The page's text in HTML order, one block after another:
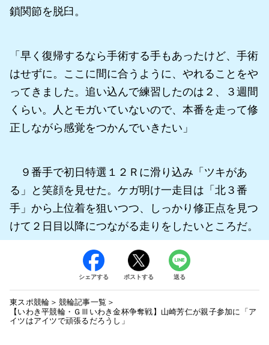
鎖関節を脱臼。
「早く復帰するなら手術する手もあったけど、手術
はせずに。ここに間に合うように、やれることをや
ってきました。追い込んで練習したのは２、３週間
くらい。人とモガいていないので、本番を走って修
正しながら感覚をつかんでいきたい」
９番手で初日特選１２Ｒに滑り込み「ツキがあ
る」と笑顔を見せた。ケガ明け一走目は「北３番
手」から上位着を狙いつつ、しっかり修正点を見つ
けて２日目以降につながる走りをしたいところだ。
シェアする ポストする 送る
東スポ競輪
競輪記事一覧
【いわき平競輪・ＧⅢいわき金杯争奪戦】山崎芳仁が親子参加に「ア
イツはアイツで頑張るだろうし」